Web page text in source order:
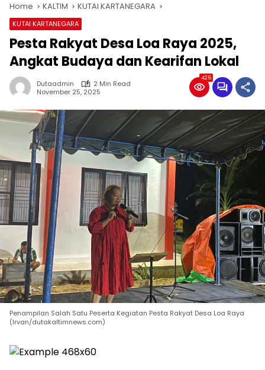
Home KALTIM KUTAI KARTANEGARA
KUTAI KARTANEGARA
Pesta Rakyat Desa Loa Raya 2025,
Angkat Budaya dan Kearifan Lokal
Dutaadmin
2 Min Read
November 25, 2025
426
Penampilan Salah Satu Peserta Kegiatan Pesta Rakyat Desa Loa Raya
(Irvan/dutakaltimnews.com)